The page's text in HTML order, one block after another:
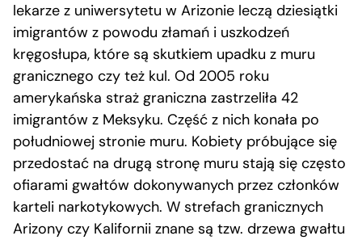
lekarze z uniwersytetu w Arizonie leczą dziesiątki
imigrantów z powodu złamań i uszkodzeń
kręgosłupa, które są skutkiem upadku z muru
granicznego czy też kul. Od 2005 roku
amerykańska straż graniczna zastrzeliła 42
imigrantów z Meksyku. Część z nich konała po
południowej stronie muru. Kobiety próbujące się
przedostać na drugą stronę muru stają się często
ofiarami gwałtów dokonywanych przez członków
karteli narkotykowych. W strefach granicznych
Arizony czy Kalifornii znane są tzw. drzewa gwałtu